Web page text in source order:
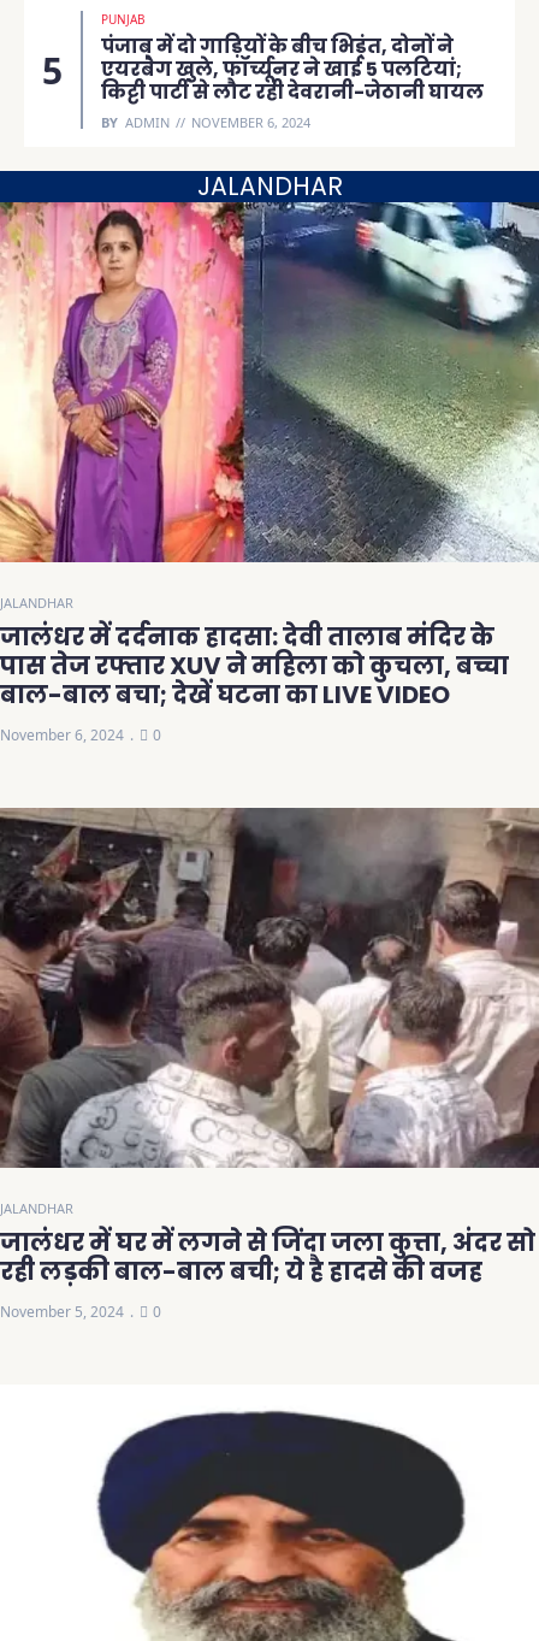
PUNJAB
पंजाब में दो गाड़ियों के बीच भिड़ंत, दोनों ने
एयरबैग खुले, फॉर्च्यूनर ने खाई 5 पलटियां;
किट्टी पार्टी से लौट रही देवरानी-जेठानी घायल
BY ADMIN NOVEMBER 6, 2024
JALANDHAR
JALANDHAR
जालंधर में दर्दनाक हादसा: देवी तालाब मंदिर के
पास तेज रफ्तार XUV ने महिला को कुचला, बच्चा
बाल-बाल बचा; देखें घटना का LIVE VIDEO
November 6, 2024 0
JALANDHAR
जालंधर में घर में लगने से जिंदा जला कुत्ता, अंदर सो
रही लड़की बाल-बाल बची; ये है हादसे की वजह
November 5, 2024 0